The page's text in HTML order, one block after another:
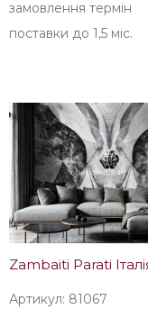
замовлення термін
поставки до 1,5 міс.
Zambaiti Parati
Артикул: 81067